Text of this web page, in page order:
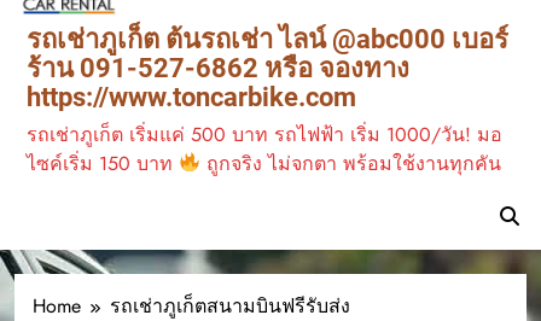
เช่ารถไฟฟ้าร้านต้นรถเช่า ทางเลือกใหม่ของการ
เที่ยวภูเก็ต ขับเงียบ ประหยัด และทันสมัย
ต้นรถเช่ามอเตอร์ไซค์ภูเก็ต ราคาประหยัด ขี่ง่าย รับ
รถสะดวก 24 ชั่วโมง
รถเช่าภูเก็ต ต้นรถเช่า ไลน์ @abc000 เบอร์
ร้าน 091-527-6862 หรือ จองทาง
https://www.toncarbike.com
รถเช่าภูเก็ต เริ่มแค่ 500 บาท รถไฟฟ้า เริ่ม 1000/วัน! มอ
ไซค์เริ่ม 150 บาท
ถูกจริง ไม่จกตา พร้อมใช้งานทุกคัน
Home รถเช่าภูเก็ตสนามบินฟรีรับส่ง